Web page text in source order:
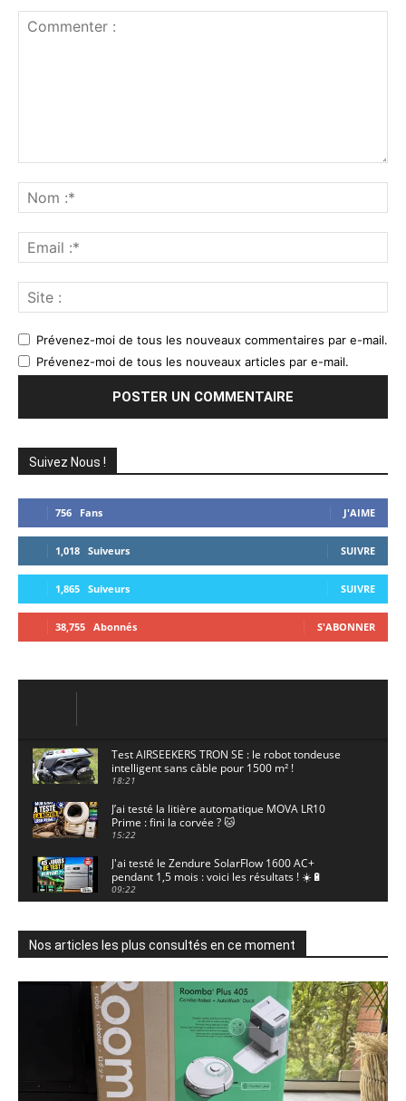
:*
:*
:
Prévenez-moi de tous les nouveaux commentaires par e-mail.
Prévenez-moi de tous les nouveaux articles par e-mail.
Suivez Nous !
756 Fans J'AIME
1,018 Suiveurs SUIVRE
1,865 Suiveurs SUIVRE
38,755 Abonnés S'ABONNER
Test AIRSEEKERS TRON SE : le robot tondeuse
intelligent sans câble pour 1500 m² !
18:21
J’ai testé la litière automatique MOVA LR10
Prime : fini la corvée ? 🐱
15:22
J'ai testé le Zendure SolarFlow 1600 AC+
pendant 1,5 mois : voici les résultats ! ☀️🔋
09:22
enregistre 24/7 grâce à l'AOV ! ☀️📹
11:30
Gouy-en-Artois. 18/07/2026
02:33
Guirlande Guinguette Solaire Guirled : enfin
une vraie puissance en extérieur ? Test complet
04:38
Aiper Scuba V3 : le meilleur robot de piscine
sans fil ? Mon test complet !
Nos articles les plus consultés en ce moment